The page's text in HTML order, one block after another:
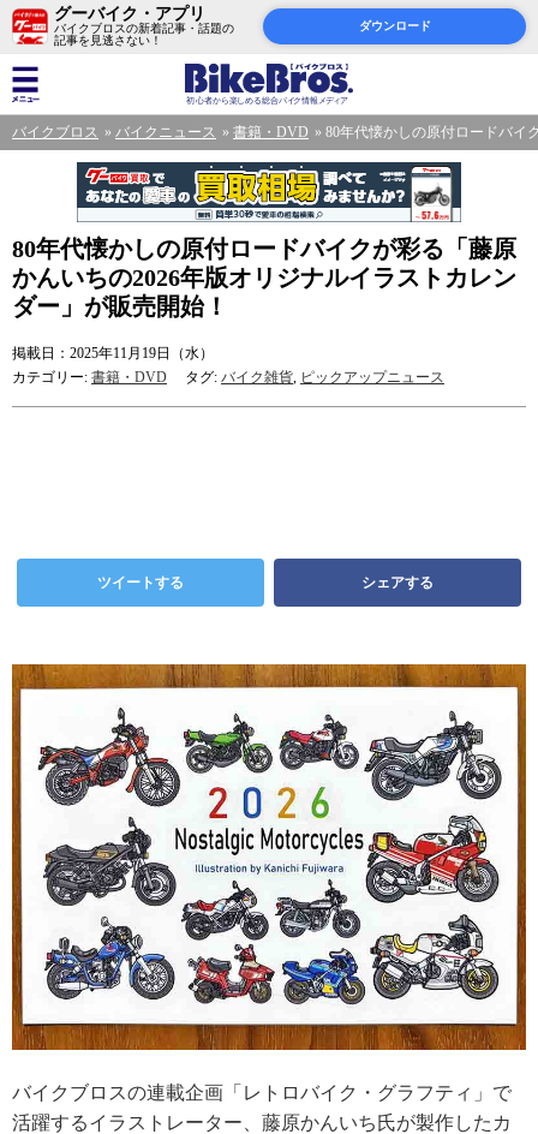
グーバイク・アプリ
バイクブロスの新着記事・話題の
記事を見逃さない！
ダウンロード
バイクブロス バイクニュース 書籍・DVD 80年代懐かしの原付ロードバイ
80年代懐かしの原付ロードバイクが彩る「藤原
かんいちの2026年版オリジナルイラストカレン
ダー」が販売開始！
掲載日：2025年11月19日（水）
カテゴリー: 書籍・DVD タグ: バイク雑貨, ピックアップニュース
ツイートする シェアする
バイクブロスの連載企画「レトロバイク・グラフティ」で
活躍するイラストレーター、藤原かんいち氏が製作したカ